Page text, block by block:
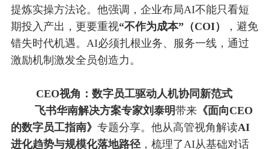
提炼实操方法论。他强调，企业布局AI不能只看短
期投入产出，更要重视“不作为成本”（COI）
，避免
错失时代机遇。AI必须扎根业务、服务一线，通过
激励机制激发全员创造力。
CEO视角：数字员工驱动人机协同新范式
飞书华南解决方案专家刘泰明带来《面向CEO
的数字员工指南》 专题分享。他从高管视角解读AI
进化趋势与规模化落地路径，梳理了AI从基础对话